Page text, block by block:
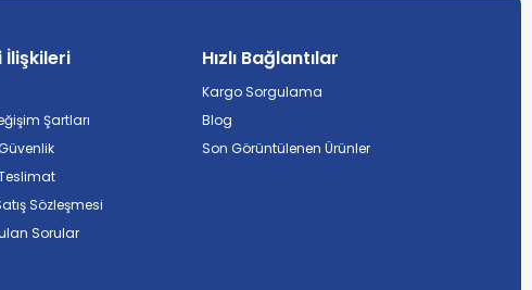
İlişkileri
Şartları
Sözleşmesi
Sorular
Hızlı Bağlantılar
Kargo Sorgulama
Blog
Son Görüntülenen Ürünler